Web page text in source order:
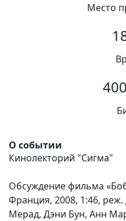
Место
О событии
Кинолекторий "Сигма"
Обсуждение фильма
Франция, 2008, 1:46, реж.
Мерад, Дэни Бун, Анн